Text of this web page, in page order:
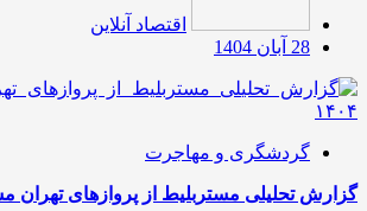
اقتصاد آنلاین
28 آبان 1404
گردشگری و مهاجرت
گزارش تحلیلی مستربلیط از پروازهای تهران